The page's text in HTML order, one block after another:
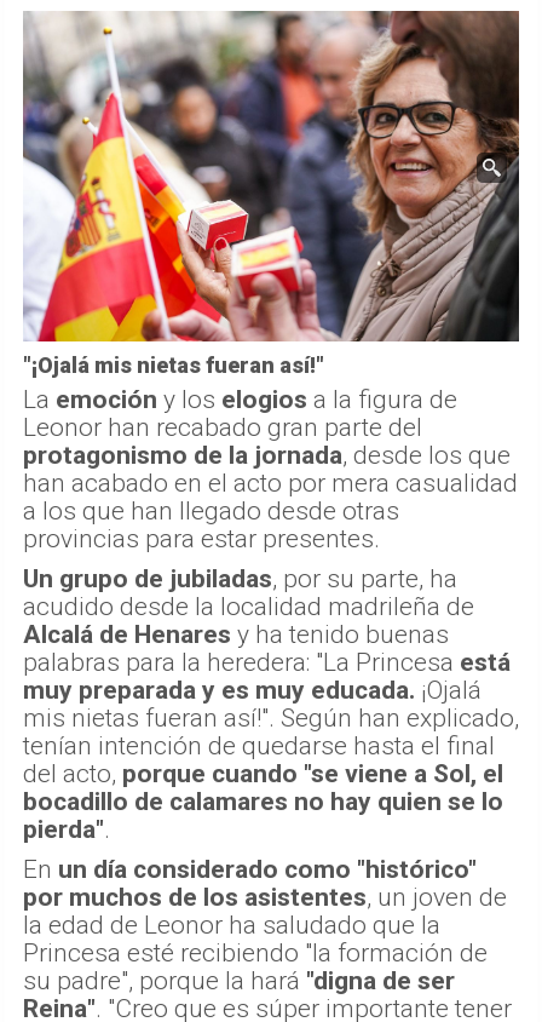
"¡Ojalá mis nietas fueran así!"
La emoción y los elogios a la figura de
Leonor han recabado gran parte del
protagonismo de la jornada, desde los que
han acabado en el acto por mera casualidad
a los que han llegado desde otras
provincias para estar presentes.
Un grupo de jubiladas, por su parte, ha
acudido desde la localidad madrileña de
Alcalá de Henares y ha tenido buenas
palabras para la heredera: "La Princesa está
muy preparada y es muy educada. ¡Ojalá
mis nietas fueran así!". Según han explicado,
tenían intención de quedarse hasta el final
del acto, porque cuando "se viene a Sol, el
bocadillo de calamares no hay quien se lo
pierda".
En un día considerado como "histórico"
por muchos de los asistentes, un joven de
la edad de Leonor ha saludado que la
Princesa esté recibiendo "la formación de
su padre", porque la hará "digna de ser
Reina". "Creo que es súper importante tener